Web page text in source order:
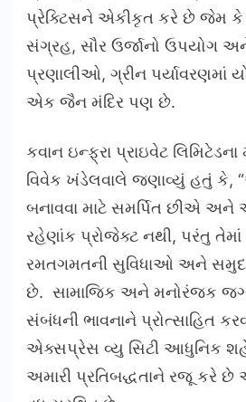
પ્રેક્ટિસને એકીકૃત કરે છે જેમ કે
સંગ્રહ, સૌર ઉર્જાનો ઉપયોગ
પ્રણાલીઓ, ગ્રીન પર્યાવરણમાં
એક જૈન મંદિર પણ છે.
કવાન ઇન્ફ્રા પ્રાઇવેટ
વિવેક ખંડેલવાલે જણાવ્યું હતું કે,
બનાવવા માટે સમર્પિત છીએ
રહેણાંક પ્રોજેક્ટ નથી, પરંતુ તેમાં
રમતગમતની સુવિધાઓ અને
છે. સામાજિક અને મનોરંજક
સંબંધની ભાવનાને પ્રોત્સાહિત
એક્સપ્રેસ વ્યુ સિટી આધુનિક
અમારી પ્રતિબદ્ધતાને રજૂ કરે